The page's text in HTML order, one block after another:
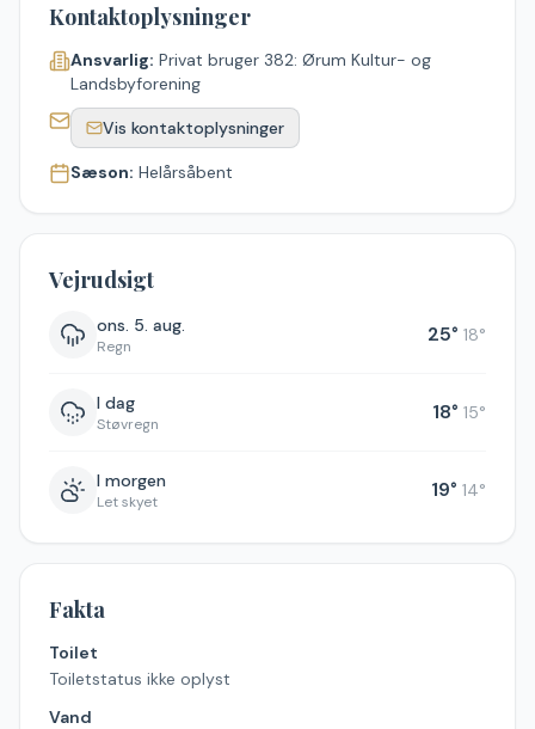
Kontaktoplysninger
Ansvarlig: Privat bruger 382: Ørum Kultur- og
Landsbyforening
Vis kontaktoplysninger
Sæson: Helårsåbent
Vejrudsigt
ons. 5. aug.
Regn 25° 18°
I dag
Støvregn 18° 15°
I morgen
Let skyet 19° 14°
Fakta
Toilet
Toiletstatus ikke oplyst
Vand